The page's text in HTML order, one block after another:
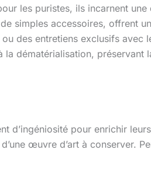
les puristes, ils incarnent
simples accessoires, offrent
des entretiens exclusifs avec
dématérialisation, préservant
d’ingéniosité pour enrichir
œuvre d’art à conserver.